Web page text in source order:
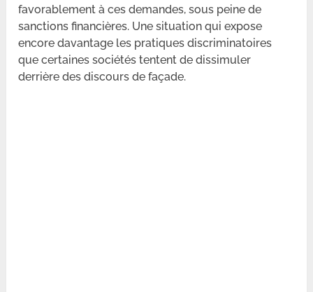
favorablement à ces demandes, sous peine de
sanctions financières. Une situation qui expose
encore davantage les pratiques discriminatoires
que certaines sociétés tentent de dissimuler
derrière des discours de façade.